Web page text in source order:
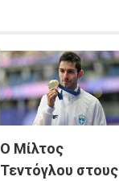
Ο Μίλτος
Τεντόγλου στους